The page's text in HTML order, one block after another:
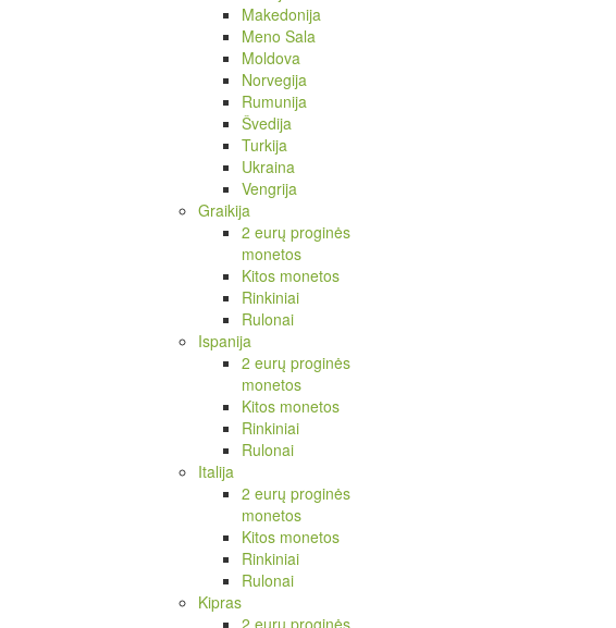
Makedonija
Meno Sala
Moldova
Norvegija
Rumunija
Švedija
Turkija
Ukraina
Vengrija
Graikija
2 eurų proginės
monetos
Kitos monetos
Rinkiniai
Rulonai
Ispanija
2 eurų proginės
monetos
Kitos monetos
Rinkiniai
Rulonai
Italija
2 eurų proginės
monetos
Kitos monetos
Rinkiniai
Rulonai
Kipras